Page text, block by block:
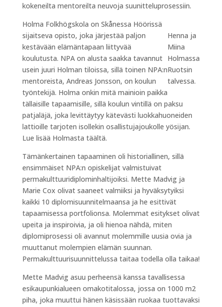
kokeneilta mentoreilta neuvoja suunitteluprosessiin.
Henna ja
Miina
Holmassa
Ruotsin
talvessa.
Holma Folkhögskola on Skånessa Höörissä
sijaitseva opisto, joka järjestää paljon
kestävään elämäntapaan liittyvää
koulutusta. NPA on alusta saakka tavannut
usein juuri Holman tiloissa, sillä toinen NPA:n
mentoreista, Andreas Jonsson, on koulun
työntekijä. Holma onkin mitä mainioin paikka
tällaisille tapaamisille, sillä koulun vintillä on paksu
patjaläjä, joka levittäytyy kätevästi luokkahuoneiden
lattioille tarjoten isollekin osallistujajoukolle yösijan.
Lue lisää Holmasta täältä.
Tämänkertainen tapaaminen oli historiallinen, sillä
ensimmäiset NPA:n opiskelijat valmistuivat
permakulttuuridiplominhaltijoiksi. Mette Madvig ja
Marie Cox olivat saaneet valmiiksi ja hyväksytyiksi
kaikki 10 diplomisuunnitelmaansa ja he esittivät
tapaamisessa portfolionsa. Molemmat esitykset olivat
upeita ja inspiroivia, ja oli hienoa nähdä, miten
diplomiprosessi oli avannut molemmille uusia ovia ja
muuttanut molempien elämän suunnan.
Permakulttuurisuunnittelussa taitaa todella olla taikaa!
Mette Madvig asuu perheensä kanssa tavallisessa
esikaupunkialueen omakotitalossa, jossa on 1000 m2
piha, joka muuttui hänen käsissään ruokaa tuottavaksi